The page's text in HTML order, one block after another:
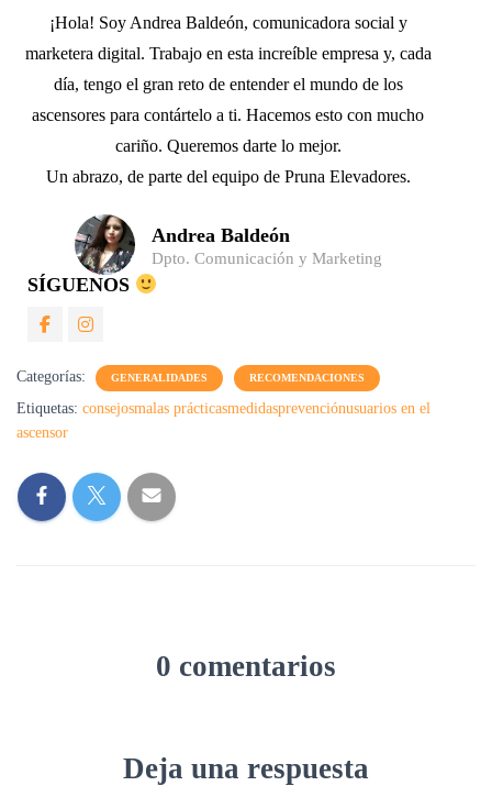
¡Hola! Soy Andrea Baldeón, comunicadora social y
marketera digital. Trabajo en esta increíble empresa y, cada
día, tengo el gran reto de entender el mundo de los
ascensores para contártelo a ti. Hacemos esto con mucho
cariño. Queremos darte lo mejor.
Un abrazo, de parte del equipo de Pruna Elevadores.
Andrea Baldeón
Dpto. Comunicación y Marketing
SÍGUENOS
Categorías: GENERALIDADES RECOMENDACIONES
Etiquetas: consejosmalas prácticasmedidasprevenciónusuarios en el
ascensor
0 comentarios
Deja una respuesta